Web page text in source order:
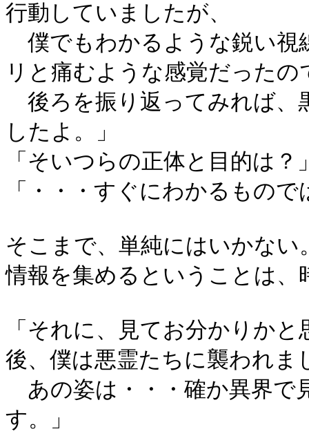
行動していましたが、
僕でもわかるような鋭い視
リと痛むような感覚だったの
後ろを振り返ってみれば、
したよ。」
「そいつらの正体と目的は？
「・・・すぐにわかるもの
そこまで、単純にはいかない
情報を集めるということは、
「それに、見てお分かりか
後、僕は悪霊たちに襲われま
あの姿は・・・確か異界で
す。」